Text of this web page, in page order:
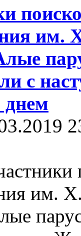
им.
с
им.